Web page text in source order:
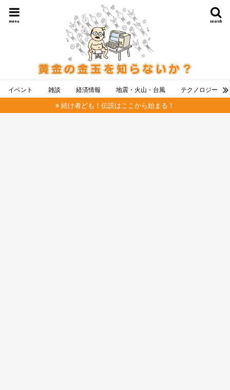
search
menu
イベント 雑談 経済情報 地震・火山・台風 テクノロジー
続け者ども！伝説はここから始まる！